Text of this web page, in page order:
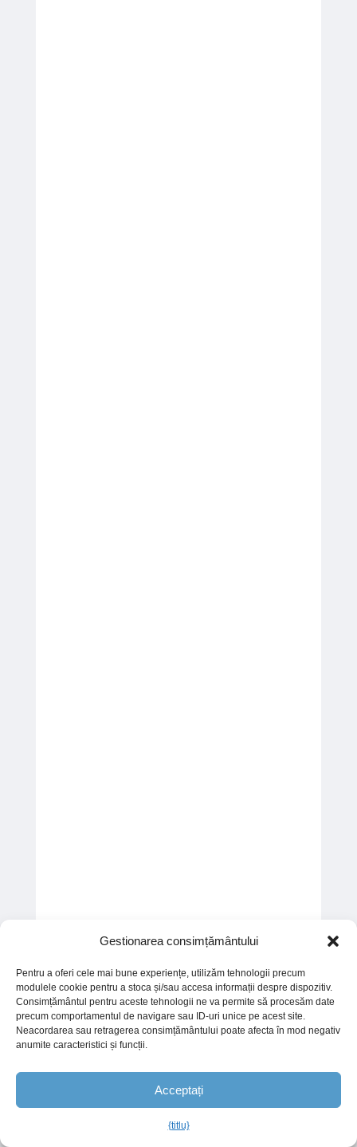
Gestionarea consimțământului
Pentru a oferi cele mai bune experiențe, utilizăm tehnologii precum
modulele cookie pentru a stoca și/sau accesa informații despre dispozitiv.
Consimțământul pentru aceste tehnologii ne va permite să procesăm date
precum comportamentul de navigare sau ID-uri unice pe acest site.
Neacordarea sau retragerea consimțământului poate afecta în mod negativ
anumite caracteristici și funcții.
Acceptați
{titlu}